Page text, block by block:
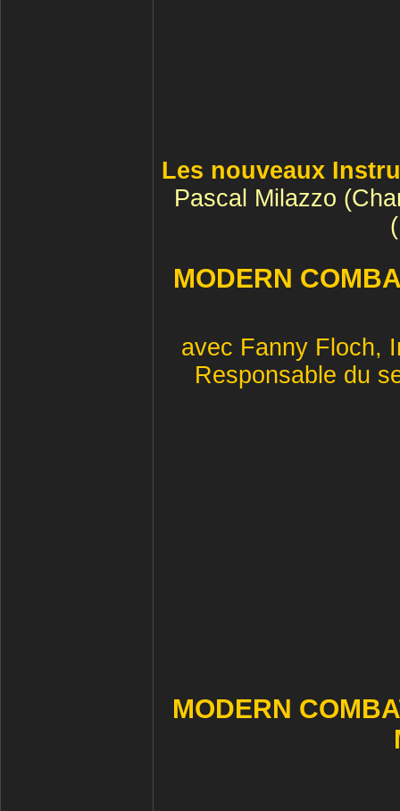
Les nouveaux
Pascal Milazzo
MODERN
avec Fanny Floch,
Responsable du
MODERN